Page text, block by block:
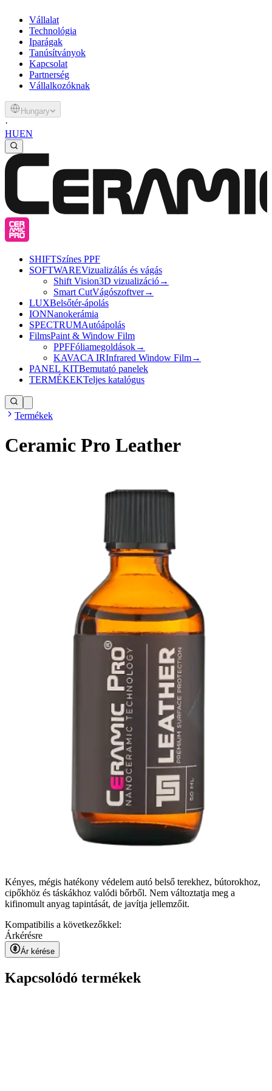
Vállalat
Technológia
Iparágak
Tanúsítványok
Kapcsolat
Partnerség
Vállalkozóknak
Hungary
·
HUEN
SHIFTSzínes PPF
SOFTWAREVizualizálás és vágás
Shift Vision3D vizualizáció→
Smart CutVágószoftver→
LUXBelsőtér-ápolás
IONNanokerámia
SPECTRUMAutóápolás
FilmsPaint & Window Film
PPFFóliamegoldások→
KAVACA IRInfrared Window Film→
PANEL KITBemutató panelek
TERMÉKEKTeljes katalógus
Termékek
Ceramic Pro Leather
Kényes, mégis hatékony védelem autó belső terekhez, bútorokhoz,
cipőkhöz és táskákhoz valódi bőrből. Nem változtatja meg a
kifinomult anyag tapintását, de javítja jellemzőit.
Kompatibilis a következőkkel:
Árkérésre
Ár kérése
Kapcsolódó termékek